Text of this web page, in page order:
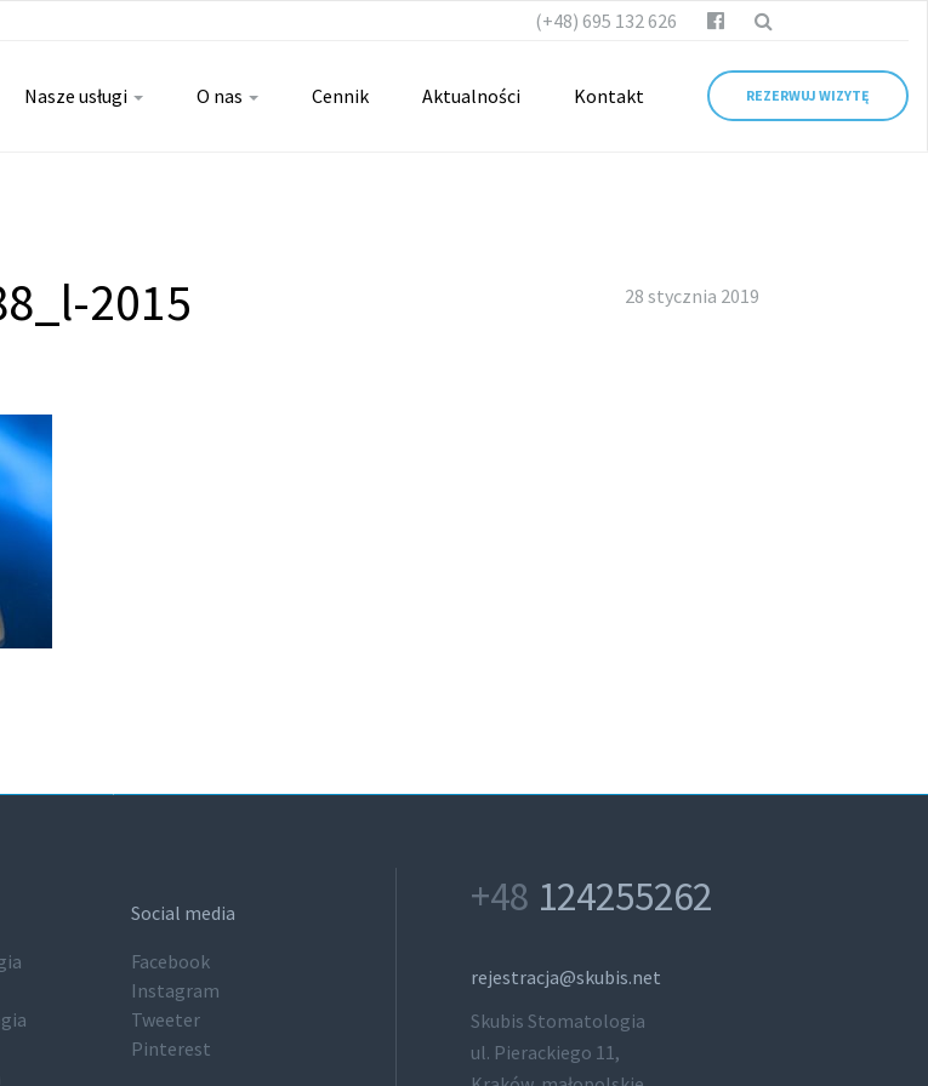
(+48) 695 132 626
Nasze usługi O nas Cennik Aktualności Kontakt REZERWUJ WIZYTĘ
2015 28 stycznia 2019
Social media
Facebook
Instagram
Tweeter
Pinterest
+48 124255262
rejestracja@skubis.net
Skubis Stomatologia
ul. Pierackiego 11,